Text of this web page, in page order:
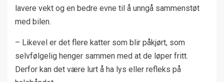
lavere vekt og en bedre evne til å unngå sammenstøt
med bilen.
– Likevel er det flere katter som blir påkjørt, som
selvfølgelig henger sammen med at de løper fritt.
Derfor kan det være lurt å ha lys eller refleks på